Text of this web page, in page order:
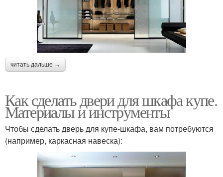
читать дальше →
Как сделать двери для шкафа купе.
Материалы и инструменты
Чтобы сделать дверь для купе-шкафа, вам потребуются
(например, каркасная навеска):